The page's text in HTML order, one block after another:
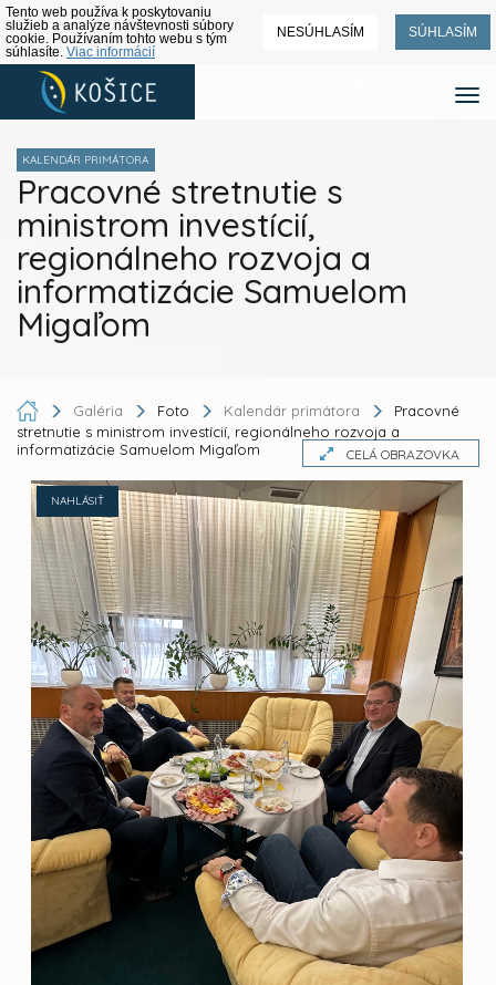
Tento web používa k poskytovaniu
služieb a analýze návštevnosti súbory
cookie. Používaním tohto webu s tým
súhlasíte. Viac informácií
NESÚHLASÍM SÚHLASÍM
KALENDÁR PRIMÁTORA
Pracovné stretnutie s
ministrom investícií,
regionálneho rozvoja a
informatizácie Samuelom
Migaľom
Galéria Foto Kalendár primátora
Pracovné
stretnutie s ministrom investícií, regionálneho rozvoja a
informatizácie Samuelom Migaľom
CELÁ OBRAZOVKA
NAHLÁSIŤ